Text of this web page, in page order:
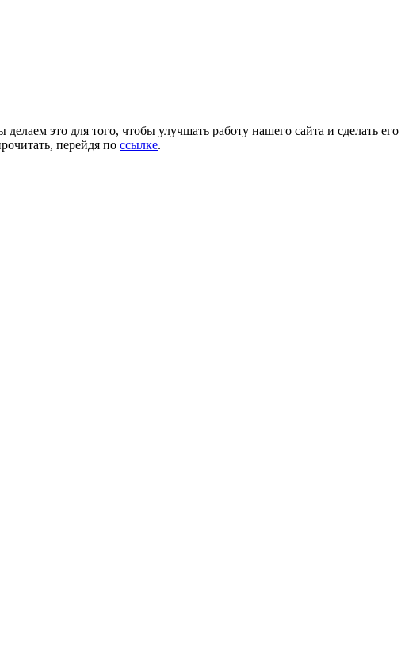
это для того, чтобы улучшать работу нашего сайта и сделать его
перейдя по ссылке.